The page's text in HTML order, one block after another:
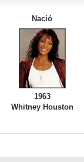
Nació
1963
Whitney Houston